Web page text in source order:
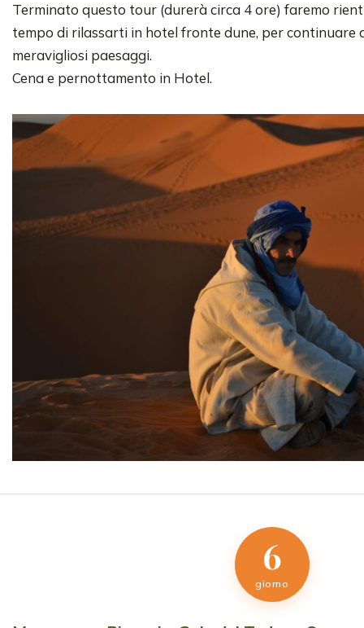
Terminato questo tour (durerà circa 4 ore) faremo
tempo di rilassarti in hotel fronte dune, per continuare
meravigliosi paesaggi.
Cena e pernottamento in Hotel.
6
giorno